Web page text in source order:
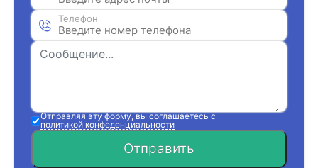
Телефон
Отправляя эту форму, вы соглашаетесь с
политикой конфеденциальности
Отправить